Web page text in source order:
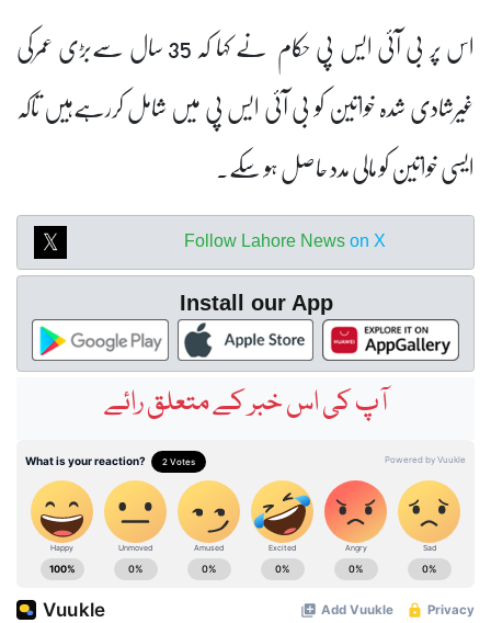
اس پر بی آئی ایس پی حکام نے کہا کہ 35 سال سےبڑی عمرکی
غیرشادی شدہ خواتین کو بی آئی ایس پی میں شامل کررہےہیں تاکہ
ایسی خواتین کو مالی مدد حاصل ہو سکے۔
Follow Lahore News on X
Install our App
آپ کی اس خبر کے متعلق رائے